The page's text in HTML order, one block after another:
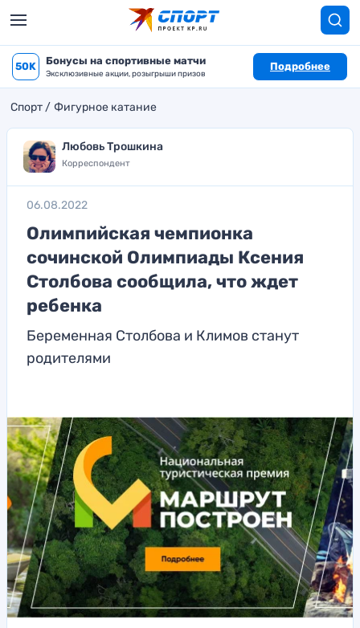
50K Бонусы на спортивные матчи
Эксклюзивные акции, розыгрыши призов
Подробнее
Спорт Фигурное катание
Любовь Трошкина
Корреспондент
06.08.2022
Олимпийская чемпионка
сочинской Олимпиады Ксения
Столбова сообщила, что ждет
ребенка
Беременная Столбова и Климов станут
родителями